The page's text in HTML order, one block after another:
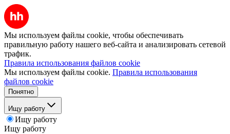
Мы используем файлы cookie, чтобы обеспечивать
правильную работу нашего веб-сайта и анализировать сетевой
трафик.
Правила использования файлов cookie
Мы используем файлы cookie. Правила использования
файлов cookie
Понятно
Ищу работу
Ищу работу
Ищу работу